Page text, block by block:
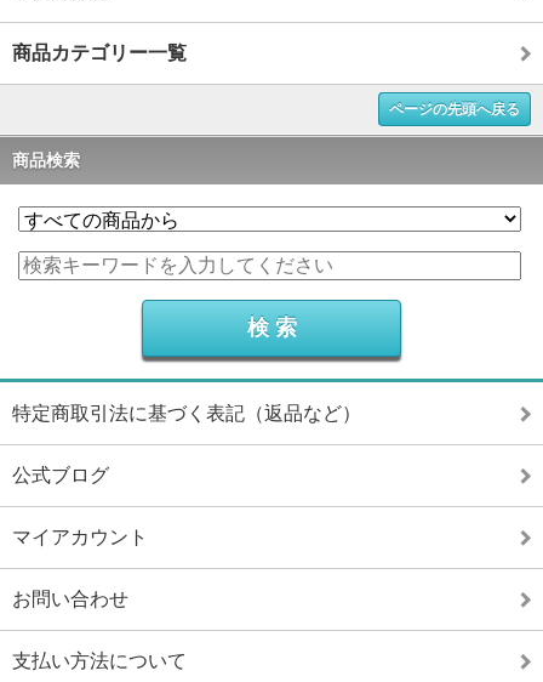
商品カテゴリー一覧
ページの先頭へ戻る
商品検索
特定商取引法に基づく表記（返品など）
公式ブログ
マイアカウント
お問い合わせ
支払い方法について